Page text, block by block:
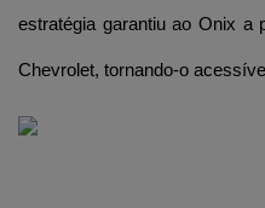
estratégia garantiu ao Onix a
Chevrolet, tornando-o